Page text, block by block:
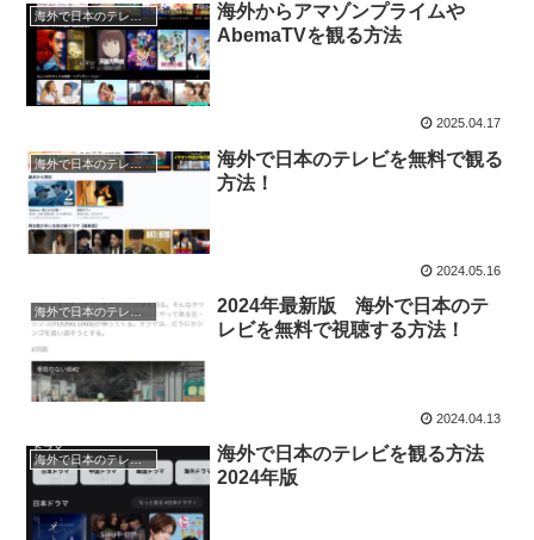
海外で日本のテレビを観る方法
海外からアマゾンプライムや
AbemaTVを観る方法
2025.04.17
海外で日本のテレビを観る方法
海外で日本のテレビを無料で観る
方法！
2024.05.16
2024年最新版 海外で日本のテ
レビを無料で視聴する方法！
2024.04.13
海外で日本のテレビを観る方法
海外で日本のテレビを観る方法
2024年版